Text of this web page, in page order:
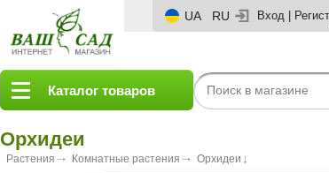
UA RU Вход
Каталог товаров
Орхидеи
Растения Комнатные растения Орхидеи